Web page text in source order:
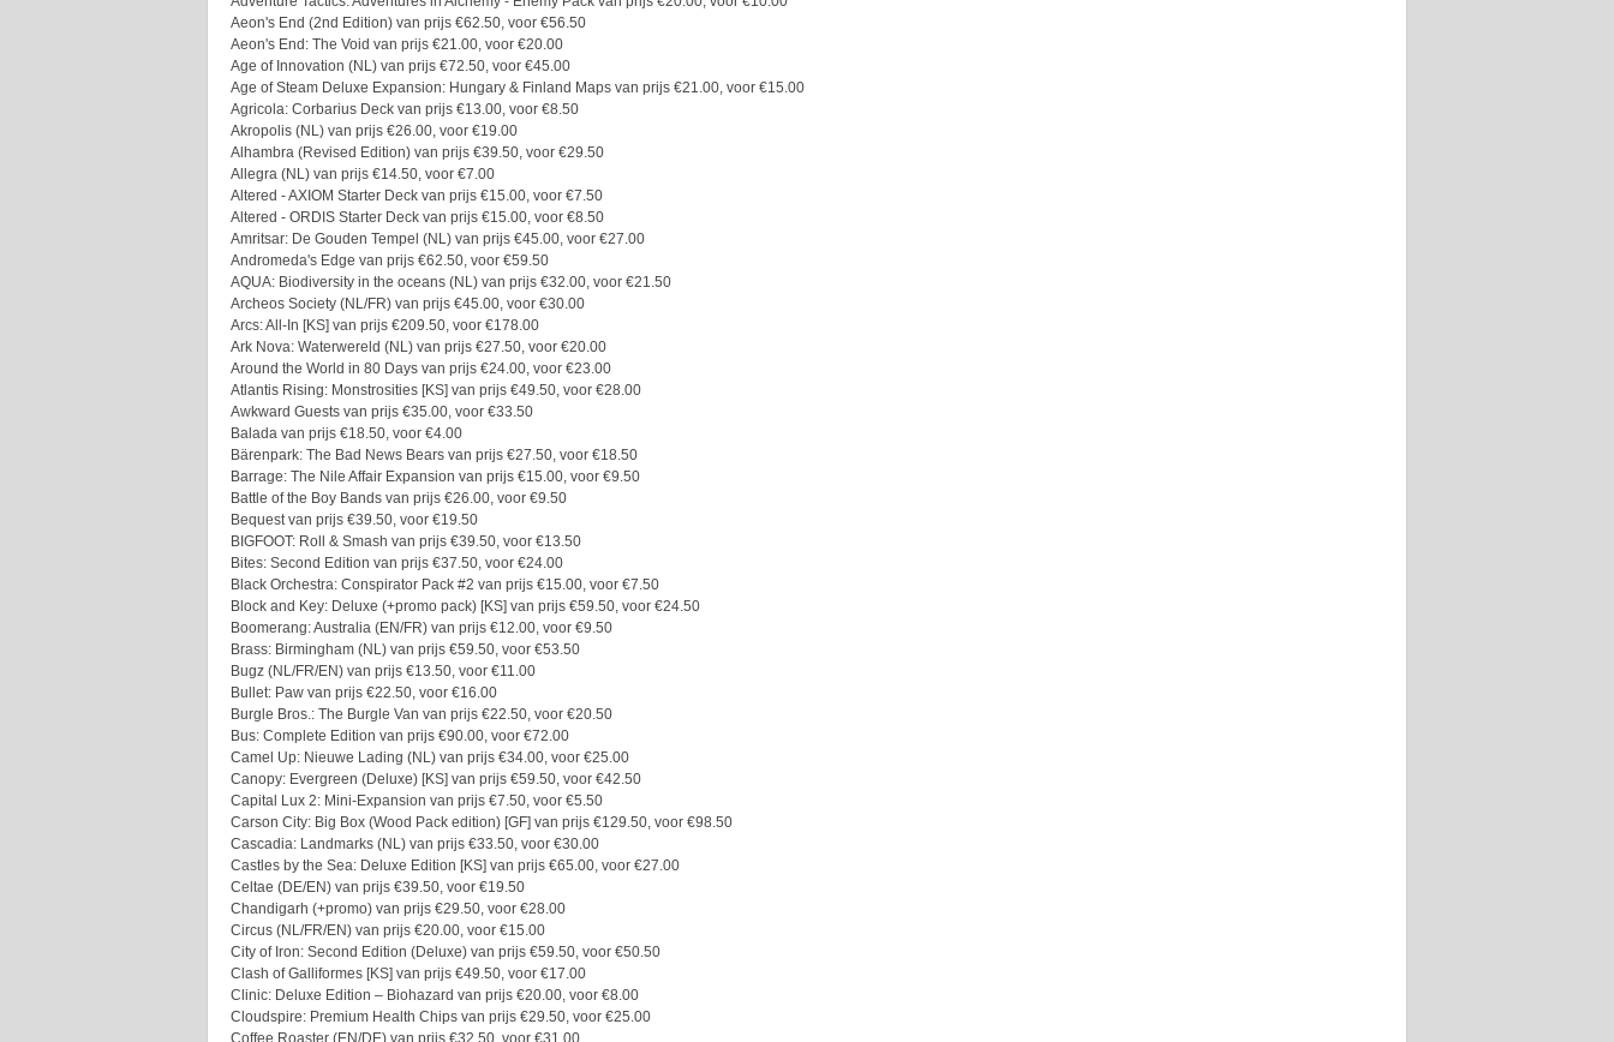
Aeon's End (2nd Edition) van prijs €62.50, voor €56.50
Aeon's End: The Void van prijs €21.00, voor €20.00
Age of Innovation (NL) van prijs €72.50, voor €45.00
Age of Steam Deluxe Expansion: Hungary & Finland Maps van prijs €21.00, voor €15.00
Agricola: Corbarius Deck van prijs €13.00, voor €8.50
Akropolis (NL) van prijs €26.00, voor €19.00
Alhambra (Revised Edition) van prijs €39.50, voor €29.50
Allegra (NL) van prijs €14.50, voor €7.00
Altered - AXIOM Starter Deck van prijs €15.00, voor €7.50
Altered - ORDIS Starter Deck van prijs €15.00, voor €8.50
Amritsar: De Gouden Tempel (NL) van prijs €45.00, voor €27.00
Andromeda's Edge van prijs €62.50, voor €59.50
AQUA: Biodiversity in the oceans (NL) van prijs €32.00, voor €21.50
Archeos Society (NL/FR) van prijs €45.00, voor €30.00
Arcs: All-In [KS] van prijs €209.50, voor €178.00
Ark Nova: Waterwereld (NL) van prijs €27.50, voor €20.00
Around the World in 80 Days van prijs €24.00, voor €23.00
Atlantis Rising: Monstrosities [KS] van prijs €49.50, voor €28.00
Awkward Guests van prijs €35.00, voor €33.50
Balada van prijs €18.50, voor €4.00
Bärenpark: The Bad News Bears van prijs €27.50, voor €18.50
Barrage: The Nile Affair Expansion van prijs €15.00, voor €9.50
Battle of the Boy Bands van prijs €26.00, voor €9.50
Bequest van prijs €39.50, voor €19.50
BIGFOOT: Roll & Smash van prijs €39.50, voor €13.50
Bites: Second Edition van prijs €37.50, voor €24.00
Black Orchestra: Conspirator Pack #2 van prijs €15.00, voor €7.50
Block and Key: Deluxe (+promo pack) [KS] van prijs €59.50, voor €24.50
Boomerang: Australia (EN/FR) van prijs €12.00, voor €9.50
Brass: Birmingham (NL) van prijs €59.50, voor €53.50
Bugz (NL/FR/EN) van prijs €13.50, voor €11.00
Bullet: Paw van prijs €22.50, voor €16.00
Burgle Bros.: The Burgle Van van prijs €22.50, voor €20.50
Bus: Complete Edition van prijs €90.00, voor €72.00
Camel Up: Nieuwe Lading (NL) van prijs €34.00, voor €25.00
Canopy: Evergreen (Deluxe) [KS] van prijs €59.50, voor €42.50
Capital Lux 2: Mini-Expansion van prijs €7.50, voor €5.50
Carson City: Big Box (Wood Pack edition) [GF] van prijs €129.50, voor €98.50
Cascadia: Landmarks (NL) van prijs €33.50, voor €30.00
Castles by the Sea: Deluxe Edition [KS] van prijs €65.00, voor €27.00
Celtae (DE/EN) van prijs €39.50, voor €19.50
Chandigarh (+promo) van prijs €29.50, voor €28.00
Circus (NL/FR/EN) van prijs €20.00, voor €15.00
City of Iron: Second Edition (Deluxe) van prijs €59.50, voor €50.50
Clash of Galliformes [KS] van prijs €49.50, voor €17.00
Clinic: Deluxe Edition – Biohazard van prijs €20.00, voor €8.00
Cloudspire: Premium Health Chips van prijs €29.50, voor €25.00
Coffee Roaster (EN/DE) van prijs €32.50, voor €31.00